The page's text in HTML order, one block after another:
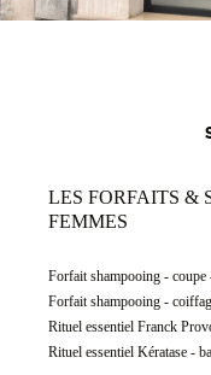
LES FORFAITS &
FEMMES
Forfait shampooing -
Forfait shampooing -
Rituel essentiel Franck
Rituel essentiel Kératase -